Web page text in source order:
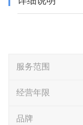
服务范围
经营年限
品牌